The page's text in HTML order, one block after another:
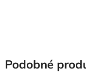
Podobné